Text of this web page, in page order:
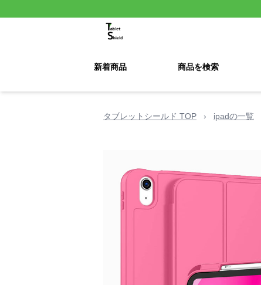
新着商品 商品を検索
タブレットシールド TOP › ipadの一覧